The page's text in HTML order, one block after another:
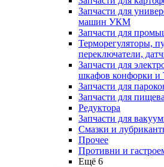
Запчасти для
машин УКМ
Запчасти для
Терморегуляторы,
переключатели,
Запчасти для
шкафов конфорки
Запчасти для
Запчасти для
Редуктора
Запчасти для
Смазки и
Прочее
Противни и
Ещё 6